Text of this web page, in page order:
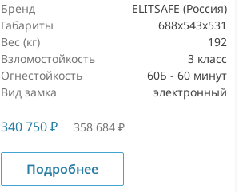
Бренд
ELITSAFE (Россия)
Габариты
688x543x531
Вес (кг)
192
Взломостойкость
3 класс
Огнестойкость
60Б - 60 минут
Вид замка
электронный
340 750₽ 358 684₽
Подробнее